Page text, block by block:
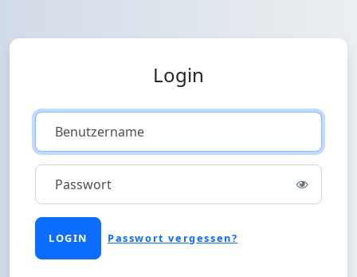
Login
Benutzername
Passwort
LOGIN Passwort vergessen?